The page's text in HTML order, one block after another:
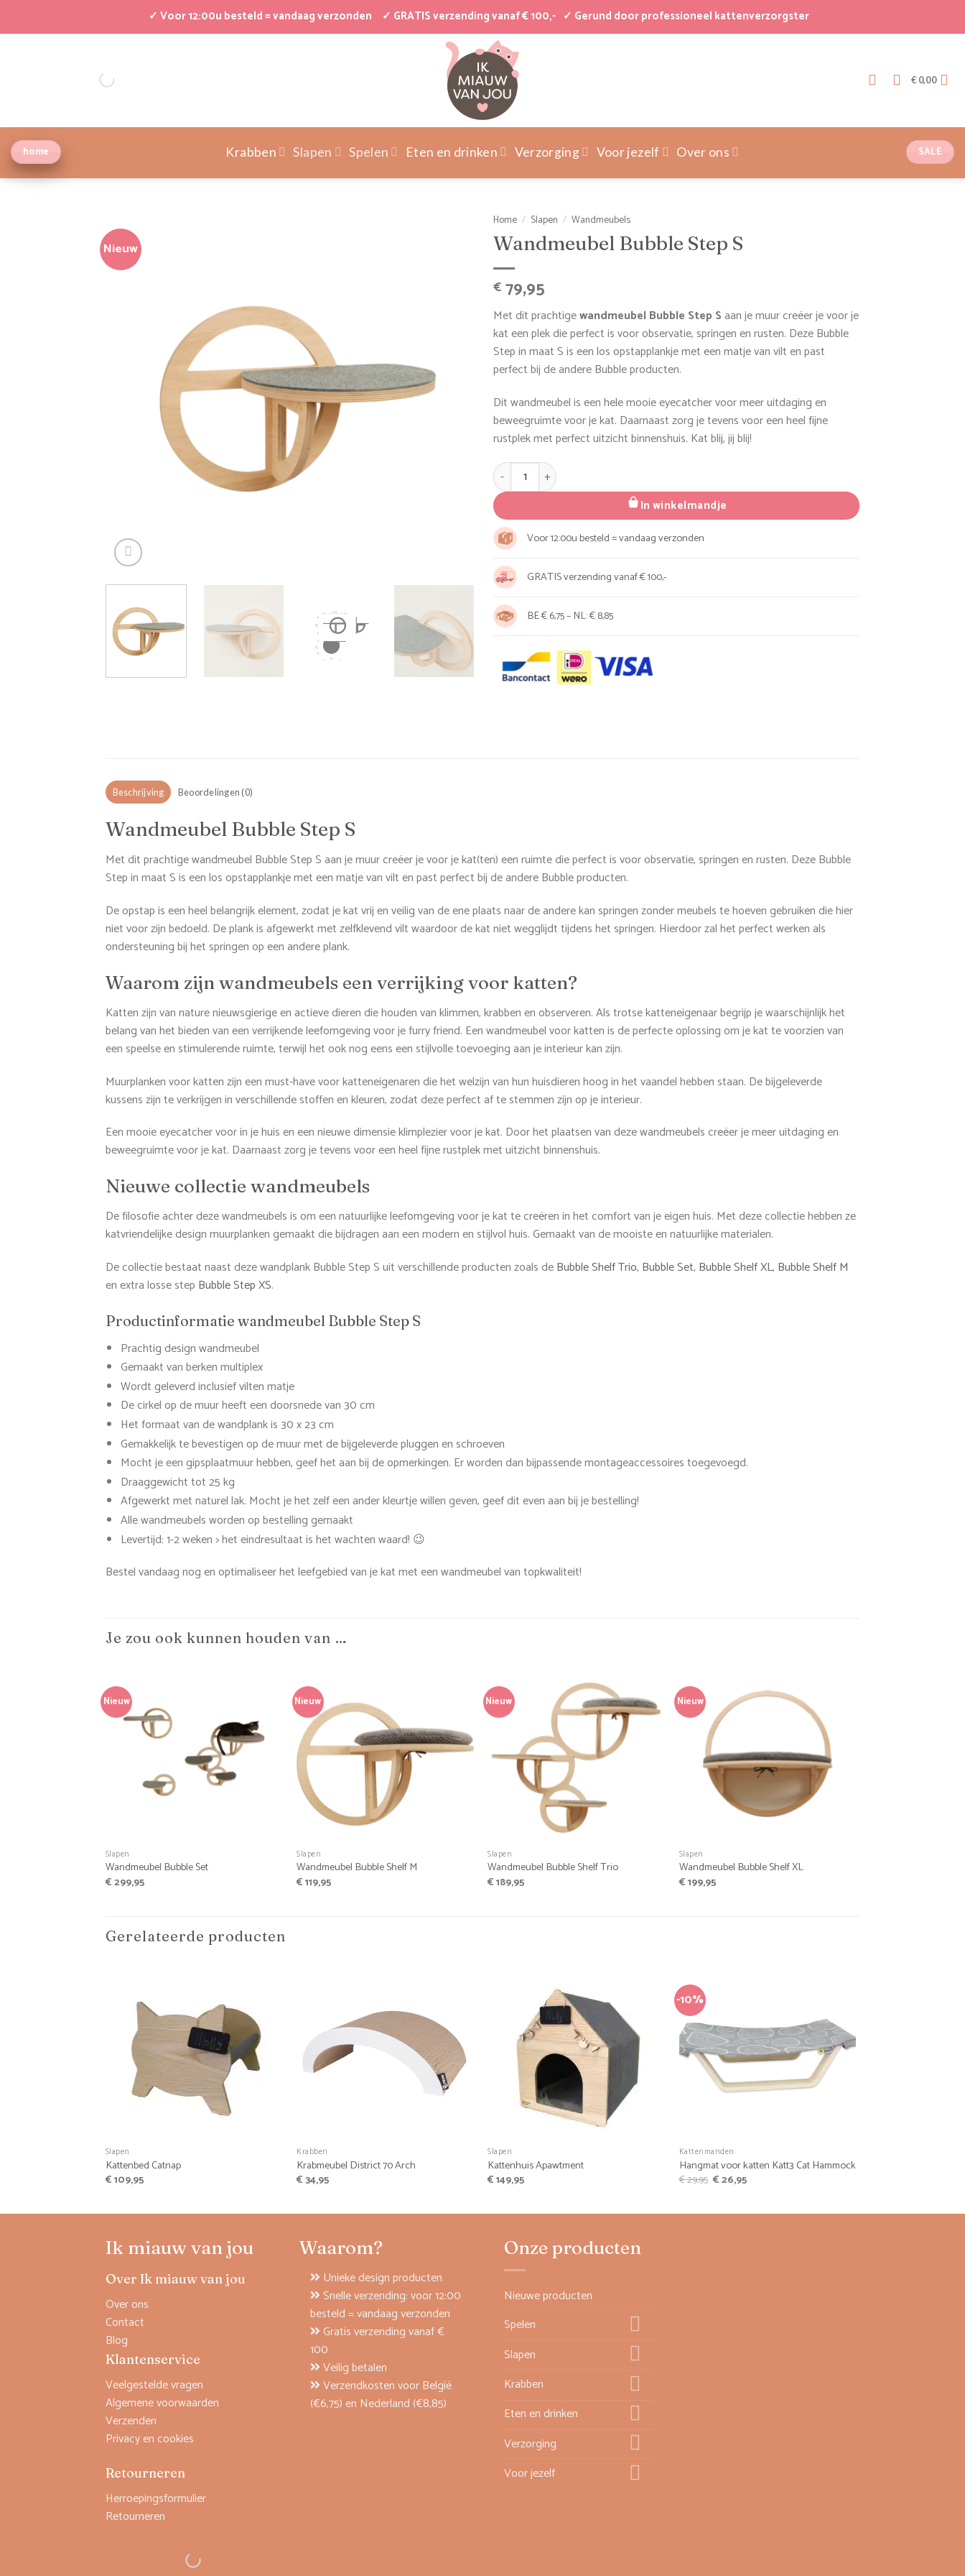
✓ Voor 12:00u besteld = vandaag verzonden ✓ GRATIS verzending vanaf € 100,- ✓ Gerund door professioneel kattenverzorgster
€ 0,00
home Krabben Slapen Spelen Eten en drinken Verzorging Voor jezelf Over ons SALE
Nieuw
Home / Slapen / Wandmeubels
Wandmeubel Bubble Step S
€ 79,95
Met dit prachtigewandmeubel Bubble Step Saan je muur creëer je voor je
kat een plek die perfect is voor observatie, springen en rusten. Deze Bubble
Step in maat S is een los opstapplankje met een matje van vilt en past
perfect bij de andere Bubble producten.
Dit wandmeubel is een hele mooie eyecatcher voor meer uitdaging en
beweegruimte voor je kat. Daarnaast zorg je tevens voor een heel fijne
rustplek met perfect uitzicht binnenshuis. Kat blij, jij blij!
Wandmeubel Bubble Step S aantal
In winkelmandje
Voor 12:00u besteld = vandaag verzonden
GRATIS verzending vanaf € 100,-
BE € 6,75 – NL: € 8,85
Beschrijving Beoordelingen (0)
Wandmeubel Bubble Step S
Met dit prachtige wandmeubel Bubble Step S aan je muur creëer je voor je kat(ten) een ruimte die perfect is voor observatie, springen en rusten. Deze Bubble
Step in maat S is een los opstapplankje met een matje van vilt en past perfect bij de andere Bubble producten.
De opstap is een heel belangrijk element, zodat je kat vrij en veilig van de ene plaats naar de andere kan springen zonder meubels te hoeven gebruiken die hier
niet voor zijn bedoeld. De plank is afgewerkt met zelfklevend vilt waardoor de kat niet wegglijdt tijdens het springen. Hierdoor zal het perfect werken als
ondersteuning bij het springen op een andere plank.
Waarom zijn wandmeubels een verrijking voor katten?
Katten zijn van nature nieuwsgierige en actieve dieren die houden van klimmen, krabben en observeren. Als trotse katteneigenaar begrijp je waarschijnlijk het
belang van het bieden van een verrijkende leefomgeving voor je furry friend. Een wandmeubel voor katten is de perfecte oplossing om je kat te voorzien van
een speelse en stimulerende ruimte, terwijl het ook nog eens een stijlvolle toevoeging aan je interieur kan zijn.
Muurplanken voor katten zijn een must-have voor katteneigenaren die het welzijn van hun huisdieren hoog in het vaandel hebben staan. De bijgeleverde
kussens zijn te verkrijgen in verschillende stoffen en kleuren, zodat deze perfect af te stemmen zijn op je interieur.
Een mooie eyecatcher voor in je huis en een nieuwe dimensie klimplezier voor je kat. Door het plaatsen van deze wandmeubels creëer je meer uitdaging en
beweegruimte voor je kat. Daarnaast zorg je tevens voor een heel fijne rustplek met uitzicht binnenshuis.
Nieuwe collectie wandmeubels
De filosofie achter deze wandmeubels is om een natuurlijke leefomgeving voor je kat te creëren in het comfort van je eigen huis. Met deze collectie hebben ze
katvriendelijke design muurplanken gemaakt die bijdragen aan een modern en stijlvol huis. Gemaakt van de mooiste en natuurlijke materialen.
De collectie bestaat naast deze wandplank Bubble Step S uit verschillende producten zoals deBubble Shelf Trio, Bubble Set, Bubble Shelf XL, Bubble Shelf M
en extra losse step Bubble Step XS.
Productinformatie wandmeubel Bubble Step S
Prachtig design wandmeubel
Gemaakt van berken multiplex
Wordt geleverd inclusief vilten matje
De cirkel op de muur heeft een doorsnede van 30 cm
Het formaat van de wandplank is 30 x 23 cm
Gemakkelijk te bevestigen op de muur met de bijgeleverde pluggen en schroeven
Mocht je een gipsplaatmuur hebben, geef het aan bij de opmerkingen. Er worden dan bijpassende montageaccessoires toegevoegd.
Draaggewicht tot 25 kg
Afgewerkt met naturel lak. Mocht je het zelf een ander kleurtje willen geven, geef dit even aan bij je bestelling!
Alle wandmeubels worden op bestelling gemaakt
Levertijd: 1-2 weken > het eindresultaat is het wachten waard! 😉
Bestel vandaag nog en optimaliseer het leefgebied van je kat met een wandmeubel van topkwaliteit!
Je zou ook kunnen houden van …
Nieuw
Slapen
Wandmeubel Bubble Set
€299,95
Nieuw
Slapen
Wandmeubel Bubble Shelf M
€119,95
Nieuw
Slapen
Wandmeubel Bubble Shelf Trio
€189,95
Nieuw
Slapen
Wandmeubel Bubble Shelf XL
€199,95
Gerelateerde producten
Slapen
Kattenbed Catnap
€109,95
Krabben
Krabmeubel District 70 Arch
€34,95
Slapen
Kattenhuis Apawtment
€149,95
-10%
Kattenmanden
Hangmat voor katten Katt3 Cat Hammock
€29,95 Oorspronkelijke
€ 29,95.
€26,95Huidige
€ 26,95.
Ik miauw van jou
Over Ik miauw van jou
Over ons
Contact
Blog
Klantenservice
Veelgestelde vragen
Algemene voorwaarden
Verzenden
Privacy en cookies
Retourneren
Herroepingsformulier
Retourneren
Waarom?
Unieke design producten
Snelle verzending: voor 12:00
besteld = vandaag verzonden
Gratis verzending vanaf €
100
Veilig betalen
Verzendkosten voor België
(€6,75) en Nederland (€8,85)
Onze producten
Nieuwe producten
Spelen
Slapen
Krabben
Eten en drinken
Verzorging
Voor jezelf